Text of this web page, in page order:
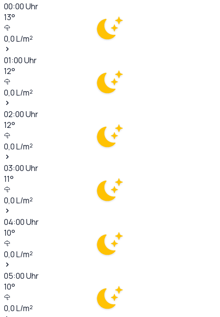
00:00Uhr
13°
0,0L/m²
01:00Uhr
12°
0,0L/m²
02:00Uhr
12°
0,0L/m²
03:00Uhr
11°
0,0L/m²
04:00Uhr
10°
0,0L/m²
05:00Uhr
10°
0,0L/m²